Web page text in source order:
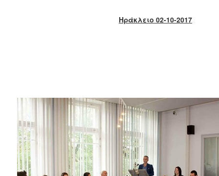
2010
ΤΟΠΟΣ
Ηράκλειο 02-10-2017